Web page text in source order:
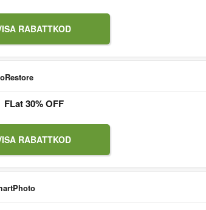
RABATTKOD
FLat 30% OFF
RABATTKOD